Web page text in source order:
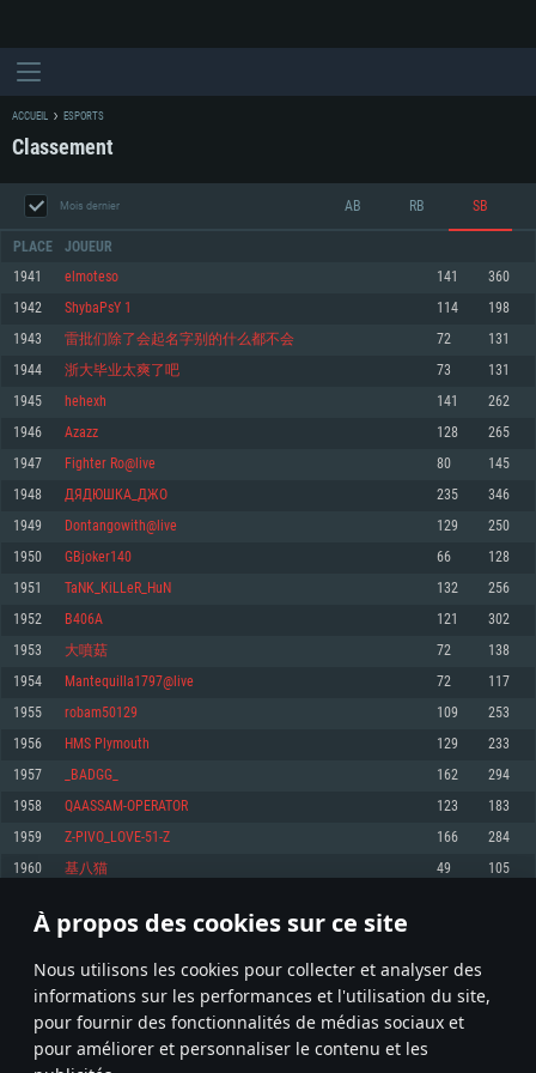
À propos des cookies sur ce site
Nous utilisons les cookies pour collecter et analyser des
informations sur les performances et l'utilisation du site,
pour fournir des fonctionnalités de médias sociaux et
pour améliorer et personnaliser le contenu et les
CONFIGURATION SYSTÈME REQUISE
Minimum
OS: Windows 10 (64 bit)
Processeur: Dual-Core 2.2 GHz
Mémoire: 4 GB
Carte graphique supportant DirectX 11: AMD Radeon 77XX / NVIDIA
GeForce GTX 660. La résolution minimale supportée par le jeu est de 720p
Connection: Connexion Internet à haut débit
Disque dur: 23.1 Go (client minimal)
Recommandée
1060 et plus, Radeon RX 570 et plus.
Disque dur: 75.9 Go (client complet)
Minimum
OS: Mac OS Big Sur 11.0 ou plus récent
Processeur: Core i5, minimum 2.2GHz (Les processeurs Intel Xeon ne sont
pas supportés)
Mémoire: 6 GB
Carte graphique: Intel Iris Pro 5200 (Mac), ou analogue AMD/Nvidia. La
résolution minimale supportée par le jeu est de 720p.
Connection: Connexion Internet à haut débit
Disque dur: 62,2 Go (client minimal)
Recommandée
OS: Mac OS Big Sur 11.0 ou plus récent
Processeur: Core i7 (Les processeurs Intel Xeon ne sont pas supportés)
Mémoire: 8 GB
Carte graphique: Radeon Vega II ou plus avec support de Metal
Disque dur: 62,2 Go (client complet)
Minimum
OS: Les configurations Linux 64 bits les plus modernes
Processeur: Dual-Core 2.4 GHz
Mémoire: 4 GB
Carte graphique: NVIDIA 660 avec les derniers drivers (moins de 6 mois) /
de même pour AMD (La résolution minimale supportée par le jeu est de
720p)
Connection: Connexion Internet à haut débit
Disque dur: 62,2 Go (client minimal)
Recommandée
OS: Ubuntu 20.04 64bit
Processeur: Intel Core i7
Mémoire: 8 GB
Carte graphique: NVIDIA 1060 avec les derniers drivers (moins de 6 mois) /
6 mois et supportant Vulkan
Connection: Connexion Internet à haut débit
Disque dur: 60,2 Go (client complet)
ACCUEIL ESPORTS
Classement
Mois dernier AB RB SB
PLACE JOUEUR
1941 elmoteso 141 360
1942 ShybaPsY 1 114 198
1943 雷批们除了会起名字别的什么都不会 72 131
1944 浙大毕业太爽了吧 73 131
1945 hehexh 141 262
1946 Azazz 128 265
1947 Fighter Ro@live 80 145
1948 ДЯДЮШКА_ДЖО 235 346
1949 Dontangowith@live 129 250
1950 GBjoker140 66 128
1951 TaNK_KiLLeR_HuN 132 256
1952 B406A 121 302
1953 大噴菇 72 138
1954 Mantequilla1797@live 72 117
1955 robam50129 109 253
1956 HMS Plymouth 129 233
1957 _BADGG_ 162 294
1958 QAASSAM-OPERATOR 123 183
1959 Z-PIVO_LOVE-51-Z 166 284
1960 基八猫 49 105
* Classement mis à jour quotidiennement
97 98 99 198